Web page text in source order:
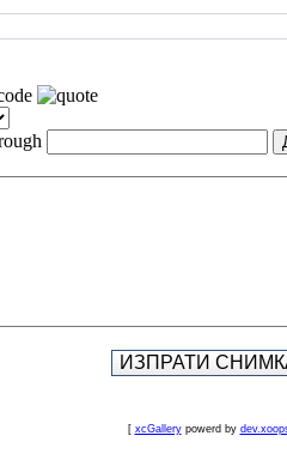
[ xcGallerypowerd by